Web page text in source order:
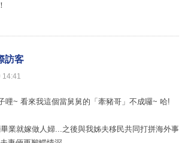
訪客
14:41
哩~ 看來我這個當舅舅的「牽豬哥」不成囉~ 哈!
業就嫁做人婦...之後與我姊夫移民共同打拼海外事